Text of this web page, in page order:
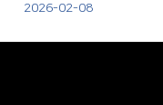
2026-02-08